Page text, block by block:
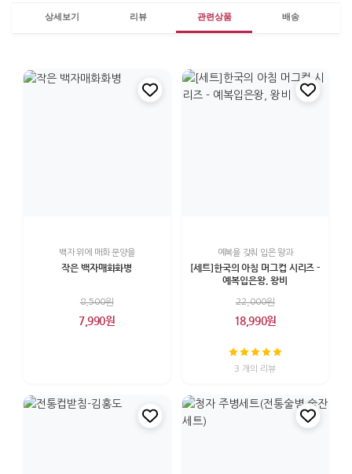
상세보기 리뷰 관련상품 배송
백자 위에 매화 문양을
작은 백자매화화병
8,500원
7,990원
예복을 갖춰 입은 왕과
[세트]한국의 아침 머그컵 시리즈 -
예복입은왕, 왕비
22,000원
18,990원
3 개의 리뷰